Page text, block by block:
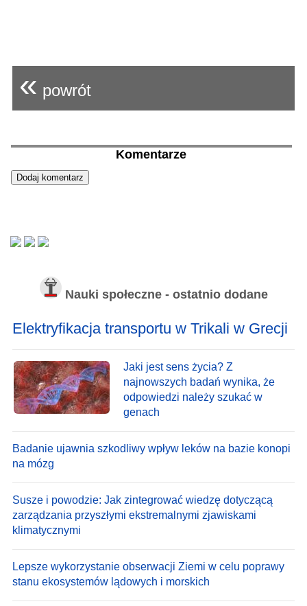
« powrót
Komentarze
Nauki społeczne - ostatnio dodane
Elektryfikacja transportu w Trikali w Grecji
Jaki jest sens życia? Z
najnowszych badań wynika, że
odpowiedzi należy szukać w
genach
Badanie ujawnia szkodliwy wpływ leków na bazie konopi
na mózg
Susze i powodzie: Jak zintegrować wiedzę dotyczącą
zarządzania przyszłymi ekstremalnymi zjawiskami
klimatycznymi
Lepsze wykorzystanie obserwacji Ziemi w celu poprawy
stanu ekosystemów lądowych i morskich